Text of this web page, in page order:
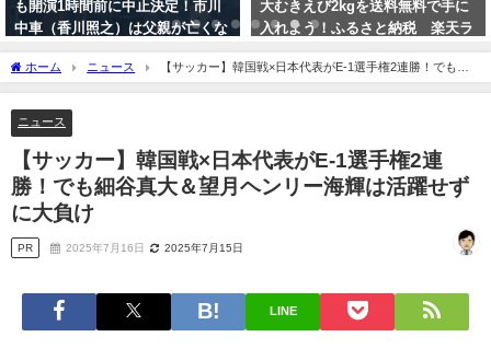
も開演1時間前に中止決定！市川
中車（香川照之）は父親が亡くな
っても休演しなかった歌舞伎界と
の違いは？
大むきえび2kgを送料無料で手に
入れよう！ふるさと納税 楽天ラ
ンキング！
ホーム ニュース
【サッカー】韓国戦×日本代表がE-1選手権2連勝！でも細
谷真大＆望月ヘンリー海輝は活躍せずに大負け
ニュース
【サッカー】韓国戦×日本代表がE-1選手権2連
勝！でも細谷真大＆望月ヘンリー海輝は活躍せず
に大負け
PR 2025年7月16日 2025年7月15日
LINE